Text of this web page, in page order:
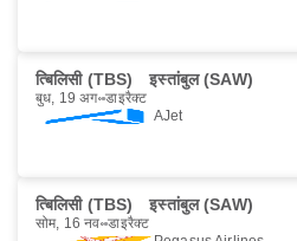
त्बिलिसी (TBS) इस्तांबुल (SAW)
बुध, 19 अग॰ डाइरैक्ट
AJet
त्बिलिसी (TBS) इस्तांबुल (SAW)
सोम, 16 नव॰ डाइरैक्ट